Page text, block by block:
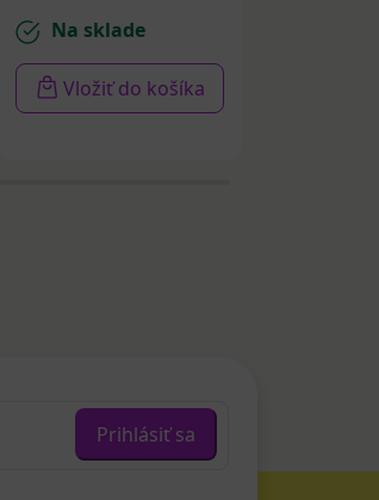
Na sklade
Vložiť do košíka
Prihlásiť sa